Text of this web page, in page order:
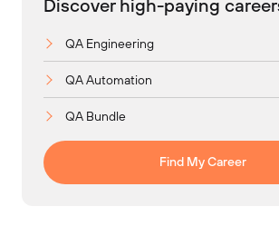
Discover high-paying
QA Engineering
QA Automation
QA Bundle
Find My Career